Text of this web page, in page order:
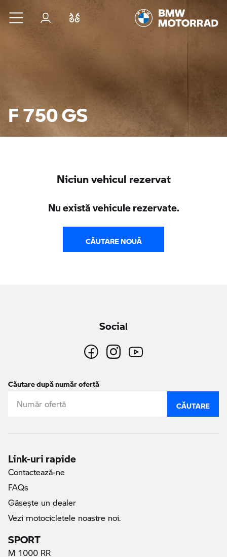
Sari la conținutul principal
Autentificare
F 750 GS
Niciun vehicul rezervat
Nu există vehicule rezervate.
CĂUTARE NOUĂ
Social
Căutare după număr ofertă
CĂUTARE
Link-uri rapide
Contactează-ne
FAQs
Găseşte un dealer
Vezi motocicletele noastre noi.
SPORT
M 1000 RR